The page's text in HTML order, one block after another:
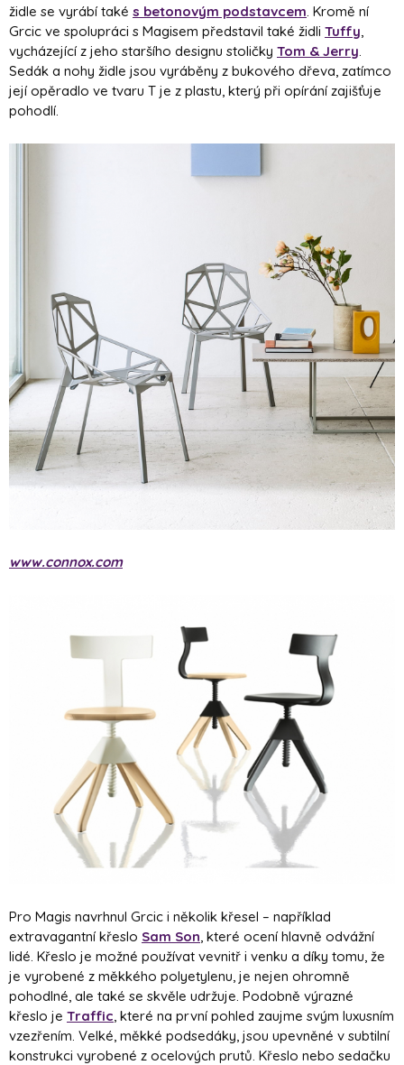
židle se vyrábí také s betonovým podstavcem. Kromě ní
Grcic ve spolupráci s Magisem představil také židli Tuffy,
vycházející z jeho staršího designu stoličky Tom & Jerry.
Sedák a nohy židle jsou vyráběny z bukového dřeva, zatímco
její opěradlo ve tvaru T je z plastu, který při opírání zajišťuje
pohodlí.
www.connox.com
Pro Magis navrhnul Grcic i několik křesel – například
extravagantní křeslo Sam Son , které ocení hlavně odvážní
lidé. Křeslo je možné používat vevnitř i venku a díky tomu, že
je vyrobené z měkkého polyetylenu, je nejen ohromně
pohodlné, ale také se skvěle udržuje. Podobně výrazné
křeslo je Traffic , které na první pohled zaujme svým luxusním
vzezřením. Velké, měkké podsedáky, jsou upevněné v subtilní
konstrukci vyrobené z ocelových prutů. Křeslo nebo sedačku